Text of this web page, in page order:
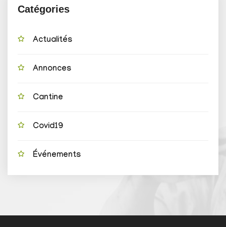
Catégories
Actualités
Annonces
Cantine
Covid19
Événements